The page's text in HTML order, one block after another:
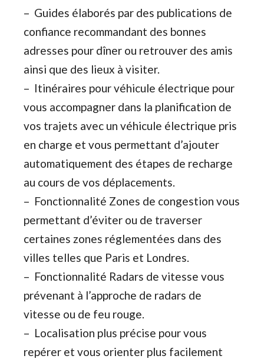
– Guides élaborés par des publications de
confiance recommandant des bonnes
adresses pour dîner ou retrouver des amis
ainsi que des lieux à visiter.
– Itinéraires pour véhicule électrique pour
vous accompagner dans la planification de
vos trajets avec un véhicule électrique pris
en charge et vous permettant d’ajouter
automatiquement des étapes de recharge
au cours de vos déplacements.
– Fonctionnalité Zones de congestion vous
permettant d’éviter ou de traverser
certaines zones réglementées dans des
villes telles que Paris et Londres.
– Fonctionnalité Radars de vitesse vous
prévenant à l’approche de radars de
vitesse ou de feu rouge.
– Localisation plus précise pour vous
repérer et vous orienter plus facilement